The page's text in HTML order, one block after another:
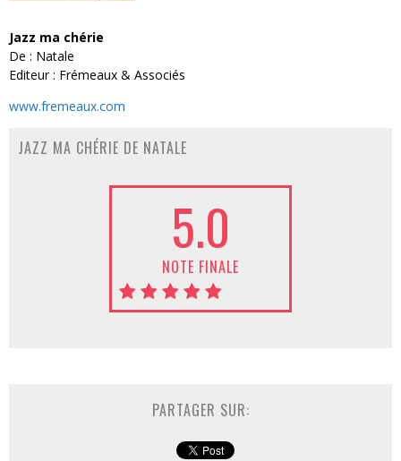
Jazz ma chérie
De : Natale
Editeur : Frémeaux & Associés
www.fremeaux.com
JAZZ MA CHÉRIE DE NATALE
5.0
NOTE FINALE
PARTAGER SUR: